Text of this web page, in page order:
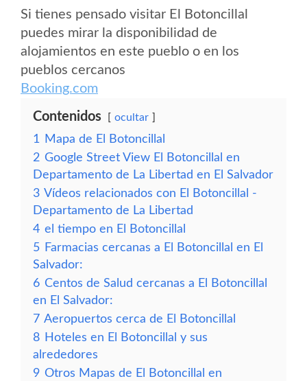
Si tienes pensado visitar El Botoncillal
puedes mirar la disponibilidad de
alojamientos en este pueblo o en los
pueblos cercanos
Booking.com
Contenidos ocultar
1
Mapa de El Botoncillal
2 Google Street View El Botoncillal en
Departamento de La Libertad en El Salvador
3 Vídeos relacionados con El Botoncillal -
Departamento de La Libertad
4 el tiempo en El Botoncillal
5 Farmacias cercanas a El Botoncillal en El
Salvador:
6 Centos de Salud cercanas a El Botoncillal
en El Salvador:
7 Aeropuertos cerca de El Botoncillal
8 Hoteles en El Botoncillal y sus
alrededores
9 Otros Mapas de El Botoncillal en